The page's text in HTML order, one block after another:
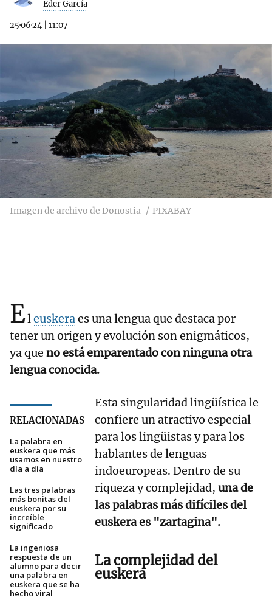
Eder García
25·06·24 11:07
Imagen de archivo de Donostia PIXABAY
Eleuskeraes una lengua que destaca por
tener un origen y evolución son enigmáticos,
ya que no está emparentado con ninguna otra
lengua conocida.
RELACIONADAS
La palabra en
euskera que más
usamos en nuestro
día a día
Las tres palabras
más bonitas del
euskera por su
increíble
significado
La ingeniosa
respuesta de un
alumno para decir
una palabra en
euskera que se ha
hecho viral
Esta singularidad lingüística le
confiere un atractivo especial
para los lingüistas y para los
hablantes de lenguas
indoeuropeas. Dentro de su
riqueza y complejidad, una de
las palabras más difíciles del
euskera es "zartagina".
La complejidad del
euskera